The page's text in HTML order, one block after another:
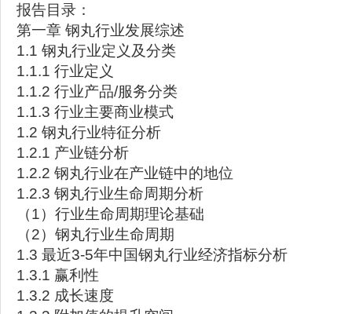
报告目录：
第一章 钢丸行业发展综述
1.1 钢丸行业定义及分类
1.1.1 行业定义
1.1.2 行业产品/服务分类
1.1.3 行业主要商业模式
1.2 钢丸行业特征分析
1.2.1 产业链分析
1.2.2 钢丸行业在产业链中的地位
1.2.3 钢丸行业生命周期分析
（1）行业生命周期理论基础
（2）钢丸行业生命周期
1.3 最近3-5年中国钢丸行业经济指标分析
1.3.1 赢利性
1.3.2 成长速度